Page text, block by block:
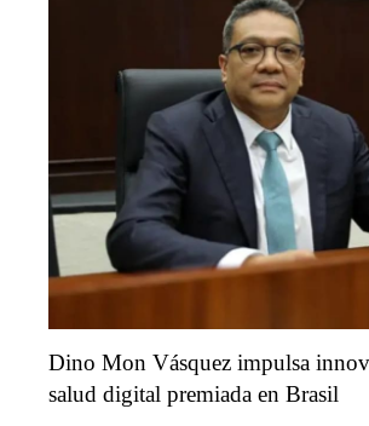
Dino Mon Vásquez impulsa
salud digital premiada en Brasil